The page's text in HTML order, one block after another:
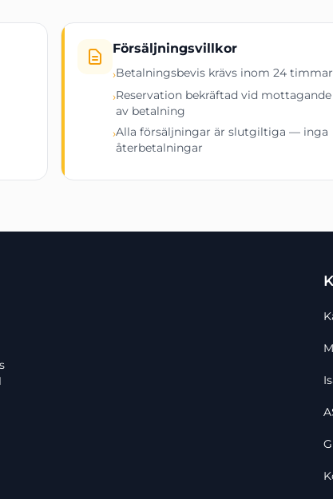
Innermått
Nettovikt
Inspänning
Display
Effekt
Automatisk
Försäljningsvillkor
›Betalningsbevis krävs inom 24 timmar
›Reservation bekräftad vid mottagande
av betalning
›Alla försäljningar är slutgiltiga — inga
återbetalningar